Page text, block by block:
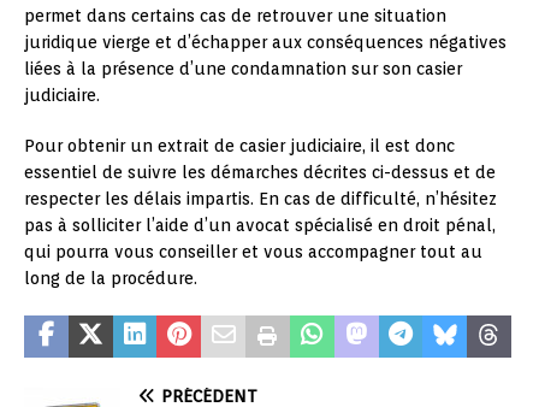
permet dans certains cas de retrouver une situation
juridique vierge et d’échapper aux conséquences négatives
liées à la présence d’une condamnation sur son casier
judiciaire.
Pour obtenir un extrait de casier judiciaire, il est donc
essentiel de suivre les démarches décrites ci-dessus et de
respecter les délais impartis. En cas de difficulté, n’hésitez
pas à solliciter l’aide d’un avocat spécialisé en droit pénal,
qui pourra vous conseiller et vous accompagner tout au
long de la procédure.
PRÉCÉDENT